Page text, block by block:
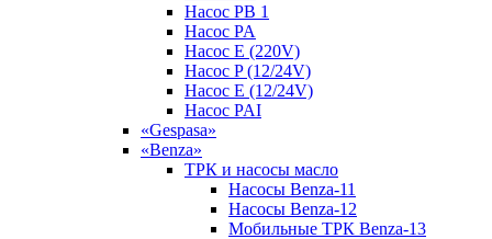
Насос PB 1
Насос PA
Насос E (220V)
Насос P (12/24V)
Насос E (12/24V)
Насос PAI
«Gespasa»
«Benza»
ТРК и насосы масло
Насосы Benza-11
Насосы Benza-12
Мобильные ТРК Benza-13